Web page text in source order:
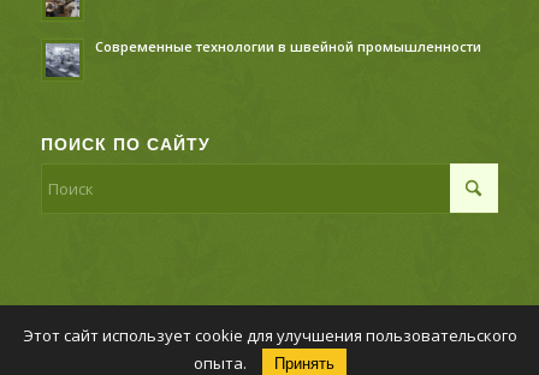
Современные технологии в швейной промышленности
ПОИСК ПО САЙТУ
© Копирайт - Швейное производство,Политика
-Enfold Theme by Kriesi
Этот сайт использует cookie для улучшения пользовательского
опыта.
Принять